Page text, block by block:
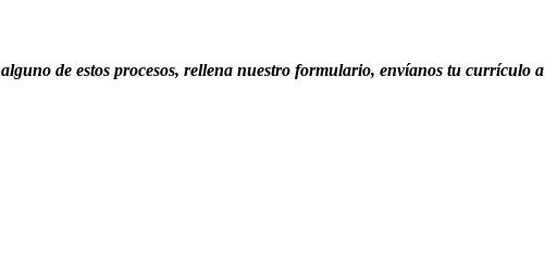
de estos procesos, rellena nuestro formulario, envíanos tu currículo a